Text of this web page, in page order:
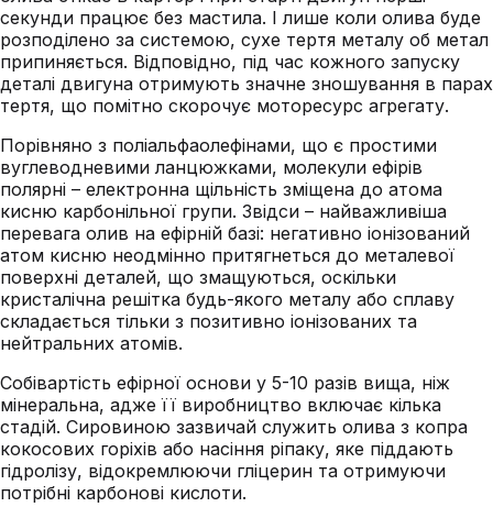
секунди працює без мастила. І лише коли олива буде
розподілено за системою, сухе тертя металу об метал
припиняється. Відповідно, під час кожного запуску
деталі двигуна отримують значне зношування в парах
тертя, що помітно скорочує моторесурс агрегату.
Порівняно з поліальфаолефінами, що є простими
вуглеводневими ланцюжками, молекули ефірів
полярні – електронна щільність зміщена до атома
кисню карбонільної групи. Звідси – найважливіша
перевага олив на ефірній базі: негативно іонізований
атом кисню неодмінно притягнеться до металевої
поверхні деталей, що змащуються, оскільки
кристалічна решітка будь-якого металу або сплаву
складається тільки з позитивно іонізованих та
нейтральних атомів.
Собівартість ефірної основи у 5-10 разів вища, ніж
мінеральна, адже її виробництво включає кілька
стадій. Сировиною зазвичай служить олива з копра
кокосових горіхів або насіння ріпаку, яке піддають
гідролізу, відокремлюючи гліцерин та отримуючи
потрібні карбонові кислоти.